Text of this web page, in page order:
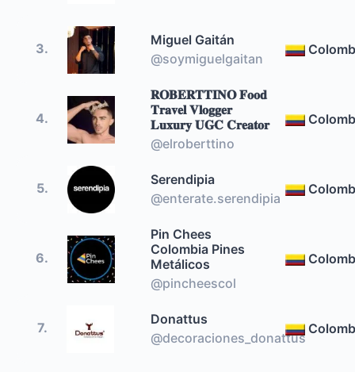
3.
Miguel Gaitán
@soymiguelgaitan
4.
𝐑𝐎𝐁𝐄𝐑𝐓𝐓𝐈𝐍𝐎 𝐅𝐨𝐨𝐝
𝐓𝐫𝐚𝐯𝐞𝐥 𝐕𝐥𝐨𝐠𝐠𝐞𝐫
𝐋𝐮𝐱𝐮𝐫𝐲 𝐔𝐆𝐂 𝐂𝐫𝐞𝐚𝐭𝐨𝐫
@elroberttino
5.
Serendipia
@enterate.serendipia
6.
Pin Chees
Colombia Pines
Metálicos
@pincheescol
7.
Donattus
@decoraciones_donattus